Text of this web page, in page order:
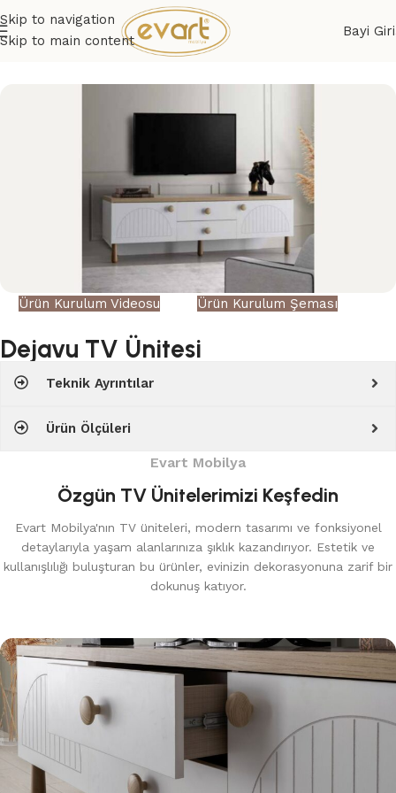
Skip to navigation
Skip to main content
Bayi
Ürün Kurulum Videosu Ürün Kurulum Şeması
Dejavu TV Ünitesi
Teknik Ayrıntılar
Ürün Ölçüleri
Evart Mobilya
Özgün TV Ünitelerimizi Keşfedin
Evart Mobilya'nın TV üniteleri, modern tasarımı ve fonksiyonel
detaylarıyla yaşam alanlarınıza şıklık kazandırıyor. Estetik ve
kullanışlılığı buluşturan bu ürünler, evinizin dekorasyonuna zarif bir
dokunuş katıyor.